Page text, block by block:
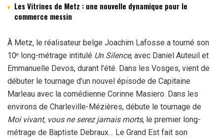
Les Vitrines de Metz : une nouvelle dynamique pour le
commerce messin
À Metz, le réalisateur belge Joachim Lafosse a tourné son
10e long-métrage intitulé Un Silence, avec Daniel Auteuil et
Emmanuelle Devos, durant l’été. Dans les Vosges, vient de
débuter le tournage d’un nouvel épisode de Capitaine
Marleau avec la comédienne Corinne Masiero. Dans les
environs de Charleville-Mézières, débute le tournage de
Moi vivant, vous ne serez jamais morts, le premier long-
métrage de Baptiste Debraux… Le Grand Est fait son